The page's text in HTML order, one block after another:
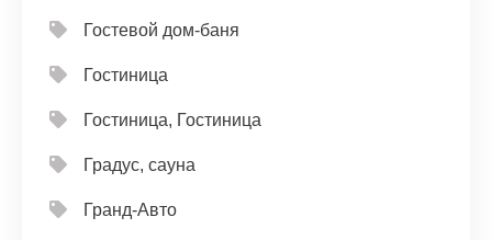
Гостевой дом-баня
Гостиница
Гостиница, Гостиница
Градус, сауна
Гранд-Авто